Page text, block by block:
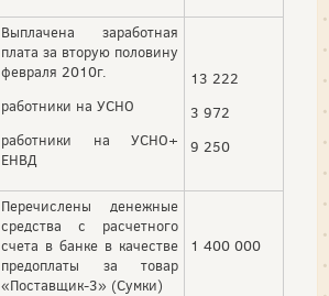
Выплачена заработная
плата за вторую половину
февраля 2010г.
работники на УСНО
работники на УСНО+
ЕНВД
13 222
3 972
9 250
Перечислены денежные
средства с расчетного
счета в банке в качестве
предоплаты за товар
«Поставщик-3» (Сумки)
1 400 000